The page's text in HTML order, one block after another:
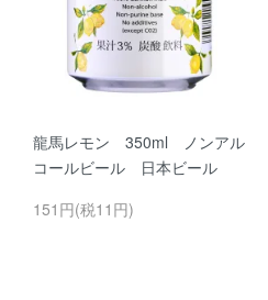
龍馬レモン 350ml ノンアル
コールビール 日本ビール
151円(税11円)